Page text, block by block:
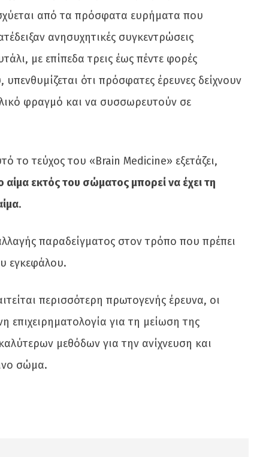
από τα πρόσφατα ευρήματα που
ανησυχητικές συγκεντρώσεις
με επίπεδα τρεις έως πέντε φορές
ότι πρόσφατες έρευνες δείχνουν
φραγμό και να συσσωρευτούν σε
το τεύχος του «Brain Medicine» εξετάζει,
αίμα εκτός του σώματος μπορεί να έχει τη
.
παραδείγματος στον τρόπο που πρέπει
εγκεφάλου.
περισσότερη πρωτογενής έρευνα, οι
για τη μείωση της
μεθόδων για την ανίχνευση και
σώμα.